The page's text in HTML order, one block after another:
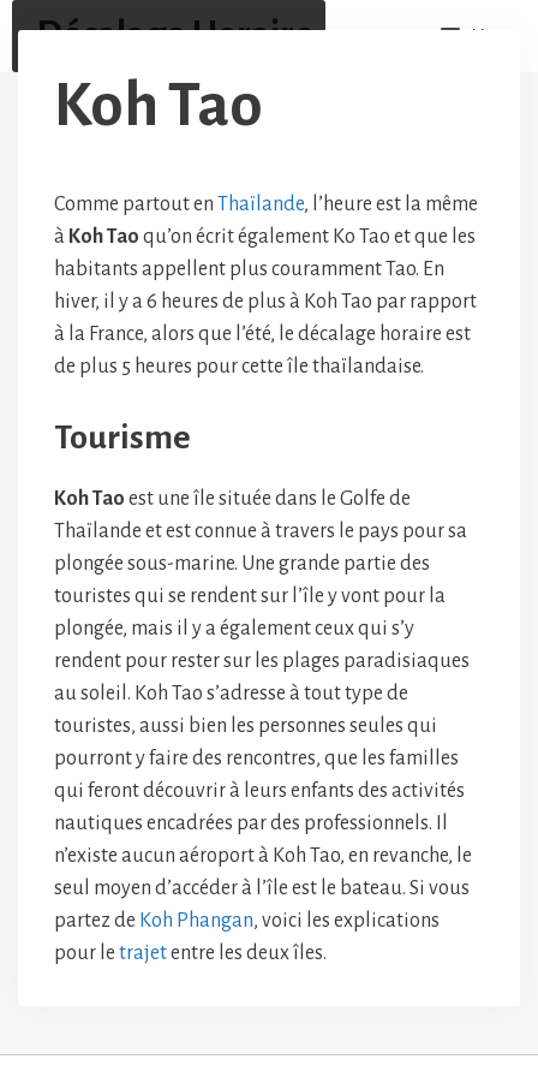
contenu
Décalage Horaire Menu
Koh Tao
Comme partout en Thaïlande, l’heure est la même
à Koh Tao qu’on écrit également Ko Tao et que les
habitants appellent plus couramment Tao. En
hiver, il y a 6 heures de plus à Koh Tao par rapport
à la France, alors que l’été, le décalage horaire est
de plus 5 heures pour cette île thaïlandaise.
Tourisme
Koh Tao est une île située dans le Golfe de
Thaïlande et est connue à travers le pays pour sa
plongée sous-marine. Une grande partie des
touristes qui se rendent sur l’île y vont pour la
plongée, mais il y a également ceux qui s’y
rendent pour rester sur les plages paradisiaques
au soleil. Koh Tao s’adresse à tout type de
touristes, aussi bien les personnes seules qui
pourront y faire des rencontres, que les familles
qui feront découvrir à leurs enfants des activités
nautiques encadrées par des professionnels. Il
n’existe aucun aéroport à Koh Tao, en revanche, le
seul moyen d’accéder à l’île est le bateau. Si vous
partez de Koh Phangan, voici les explications
pour le trajetentre les deux îles.